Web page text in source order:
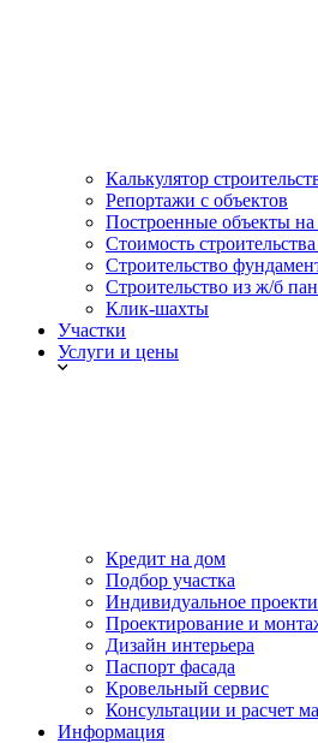
Калькулятор
Репортажи с объектов
Построенные объекты на
Стоимость
Строительство
Строительство из ж/б
Клик-шахты
Участки
Услуги и цены
Кредит на дом
Подбор участка
Индивидуальное
Проектирование и
Дизайн интерьера
Паспорт фасада
Кровельный сервис
Консультации и расчет
Информация